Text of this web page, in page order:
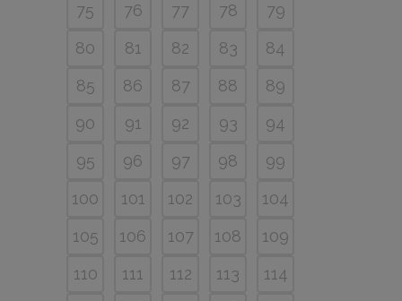
75
76 77 78
79
80
81 82 83
84
85
86 87 88
89
90
91 92 93
94
95
96 97 98
99
100
101 102 103
104
105
106 107 108
109
110
111 112 113
114